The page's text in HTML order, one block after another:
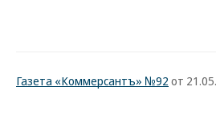
Газета «Коммерсантъ» №92 от